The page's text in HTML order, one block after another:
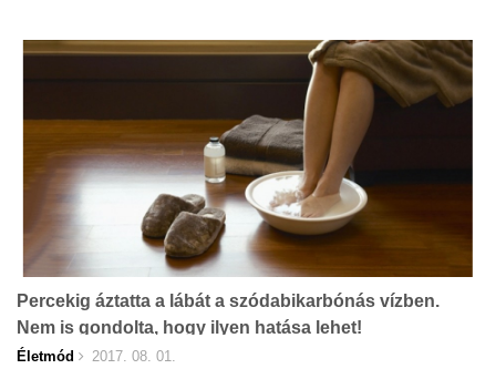
Percekig áztatta a lábát a szódabikarbónás vízben.
Nem is gondolta, hogy ilyen hatása lehet!
Életmód 2017. 08. 01.